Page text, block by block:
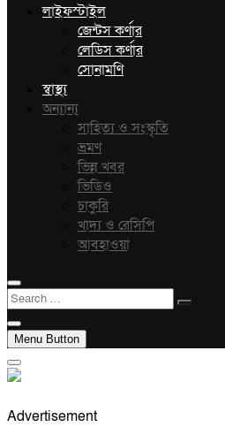
লাইফস্টাইল
জেন্টস কর্ণার
লেডিস কর্ণার
সোনামণি
স্বাস্থ্য
অন্যান্য
সাহিত্য ও সংস্কৃতি
ভ্রমণ
ভিন্ন খবর
ভিডিও
চাকুরি
খাদ্য ও রেসিপি
আবহাওয়া
Search
…
Menu Button
Advertisement